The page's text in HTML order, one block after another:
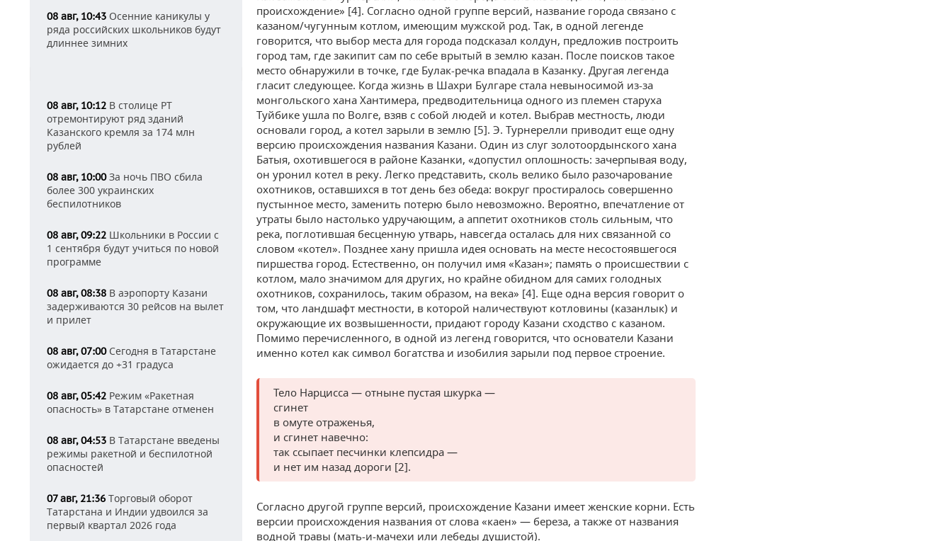
08 авг, 10:43 Осенние каникулы у
ряда российских школьников будут
длиннее зимних
08 авг, 10:12 В столице РТ
отремонтируют ряд зданий
Казанского кремля за 174 млн
рублей
08 авг, 10:00За ночь ПВО сбила
более 300 украинских
беспилотников
08 авг, 09:22 Школьники в России с
1 сентября будут учиться по новой
программе
08 авг, 08:38 В аэропорту Казани
задерживаются 30 рейсов на вылет
и прилет
08 авг, 07:00Сегодня в Татарстане
ожидается до +31 градуса
08 авг, 05:42 Режим «Ракетная
опасность» в Татарстане отменен
08 авг, 04:53 В Татарстане введены
режимы ракетной и беспилотной
опасностей
07 авг, 21:36 Торговый оборот
Татарстана и Индии удвоился за
первый квартал 2026 года
происхождение» [4]. Согласно одной группе версий, название города связано с
казаном/чугунным котлом, имеющим мужской род. Так, в одной легенде
говорится, что выбор места для города подсказал колдун, предложив построить
город там, где закипит сам по себе врытый в землю казан. После поисков такое
место обнаружили в точке, где Булак-речка впадала в Казанку. Другая легенда
гласит следующее. Когда жизнь в Шахри Булгаре стала невыносимой из-за
монгольского хана Хантимера, предводительница одного из племен старуха
Туйбике ушла по Волге, взяв с собой людей и котел. Выбрав местность, люди
основали город, а котел зарыли в землю [5]. Э. Турнерелли приводит еще одну
версию происхождения названия Казани. Один из слуг золотоордынского хана
Батыя, охотившегося в районе Казанки, «допустил оплошность: зачерпывая воду,
он уронил котел в реку. Легко представить, сколь велико было разочарование
охотников, оставшихся в тот день без обеда: вокруг простиралось совершенно
пустынное место, заменить потерю было невозможно. Вероятно, впечатление от
утраты было настолько удручающим, а аппетит охотников столь сильным, что
река, поглотившая бесценную утварь, навсегда осталась для них связанной со
словом «котел». Позднее хану пришла идея основать на месте несостоявшегося
пиршества город. Естественно, он получил имя «Казан»; память о происшествии с
котлом, мало значимом для других, но крайне обидном для самих голодных
охотников, сохранилось, таким образом, на века» [4]. Еще одна версия говорит о
том, что ландшафт местности, в которой наличествуют котловины (казанлык) и
окружающие их возвышенности, придают городу Казани сходство с казаном.
Помимо перечисленного, в одной из легенд говорится, что основатели Казани
именно котел как символ богатства и изобилия зарыли под первое строение.
Тело Нарцисса — отныне пустая шкурка —
сгинет
в омуте отраженья,
и сгинет навечно:
так ссыпает песчинки клепсидра —
и нет им назад дороги [2].
Согласно другой группе версий, происхождение Казани имеет женские корни. Есть
версии происхождения названия от слова «каен» — береза, а также от названия
водной травы (мать-и-мачехи или лебеды душистой).